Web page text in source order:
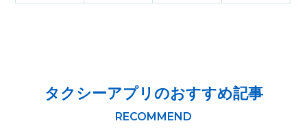
タクシーアプリのおすすめ記事